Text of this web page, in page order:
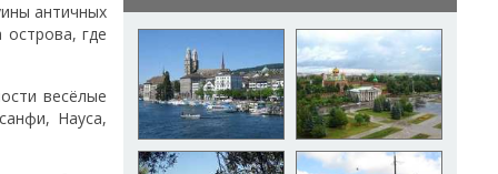
античных
где
весёлые
Науса,